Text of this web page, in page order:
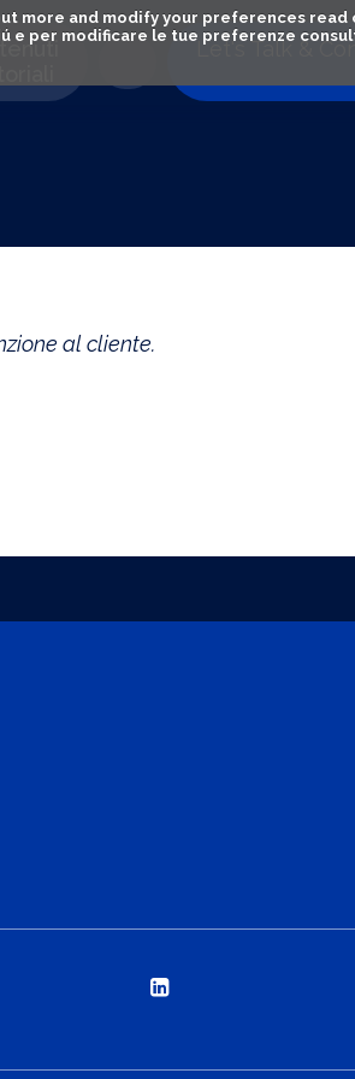
more and modify your preferences read
e per modificare le tue preferenze
Let's Talk &
al cliente.